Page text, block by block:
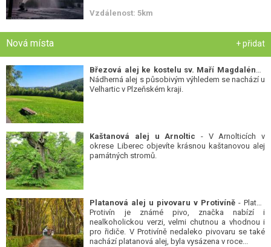
Vzdálenost: 5km
Nová místa + přidat
Nádherná alej s působivým výhledem se nachází u
Velhartic v Plzeňském kraji.
Kaštanová alej u Arnoltic - V Arnolticích v
okrese Liberec objevíte krásnou kaštanovou alej
památných stromů.
Platanová alej u pivovaru v Protivíně - Platan
Protivín je známé pivo, značka nabízí i
nealkoholickou verzi, velmi chutnou a vhodnou i
pro řidiče. V Protivíně nedaleko pivovaru se také
nachází platanová alej, byla vysázena v roce...